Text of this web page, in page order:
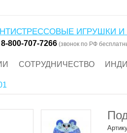
ИГРУШКИ
8-800-707-7266 (звонок по РФ
СОТРУДНИЧЕСТВО